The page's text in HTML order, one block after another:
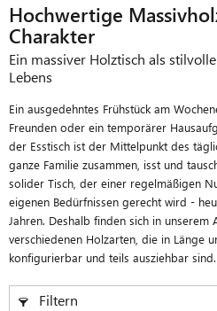
Hochwertige
Charakter
Ein massiver Holztisch als
Lebens
Ein ausgedehntes Frühstück am
Freunden oder ein temporärer
der Esstisch ist der Mittelpunkt des
ganze Familie zusammen, isst und
solider Tisch, der einer regelmäßigen
eigenen Bedürfnissen gerecht wird -
Jahren. Deshalb finden sich in unserem
verschiedenen Holzarten, die in Länge
konfigurierbar und teils ausziehbar sind.
Filtern